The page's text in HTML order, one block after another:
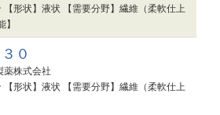
【形状】液状 【需要分野】繊維（柔軟仕上
０
薬株式会社
【形状】液状 【需要分野】繊維（柔軟仕上